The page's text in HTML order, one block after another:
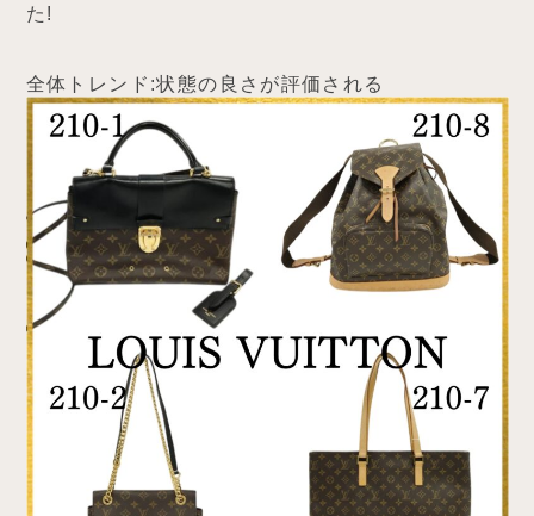
た!
全体トレンド:状態の良さが評価される